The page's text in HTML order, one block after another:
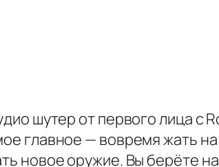
шутер от первого лица
главное — вовремя жать
новое оружие. Вы берёте